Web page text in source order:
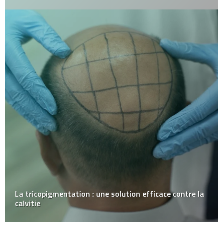
La tricopigmentation : une solution efficace contre la
calvitie